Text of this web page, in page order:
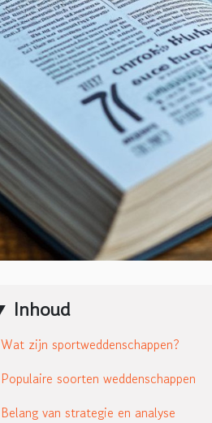
Inhoud
Wat zijn sportweddenschappen?
Populaire soorten weddenschappen
Belang van strategie en analyse